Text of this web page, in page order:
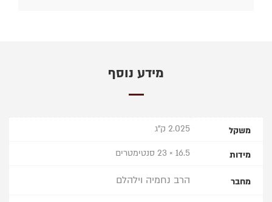
מידע נוסף
משקל 2.025 ק"ג
מידות 16.5 × 23 סנטימטרים
מחבר הרב נחמיה וילהלם